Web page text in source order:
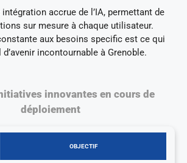
accrue de l’IA, permettant de
sur mesure à chaque utilisateur.
aux besoins specific est ce qui
incontournable à Grenoble.
innovantes en cours de
déploiement
OBJECTIF